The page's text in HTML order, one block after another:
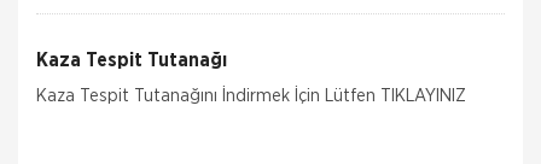
Kaza Tespit Tutanağı
Kaza Tespit Tutanağını İndirmek İçin Lütfen TIKLAYINIZ